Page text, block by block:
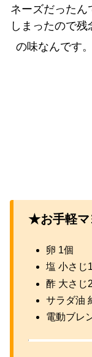
ネーズだったん
しまったので
の味なんです。
★お手軽マ
卵 1個
塩 小さじ1
酢 大さじ2
サラダ油
電動ブレ